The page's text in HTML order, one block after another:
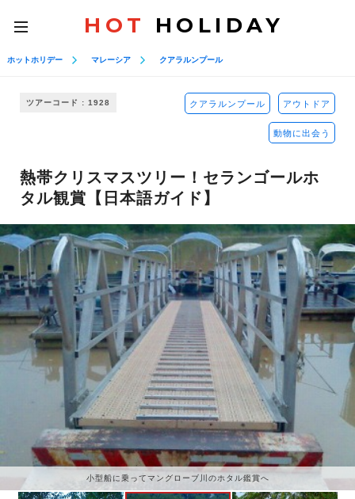
toggle
navigation
HOT HOLIDAY
ホットホリデー マレーシア クアラルンプール
ツアーコード : 1928 クアラルンプール アウトドア
動物に出会う
熱帯クリスマスツリー！セランゴールホ
タル観賞【日本語ガイド】
小型船に乗ってマングローブ川のホタル鑑賞へ